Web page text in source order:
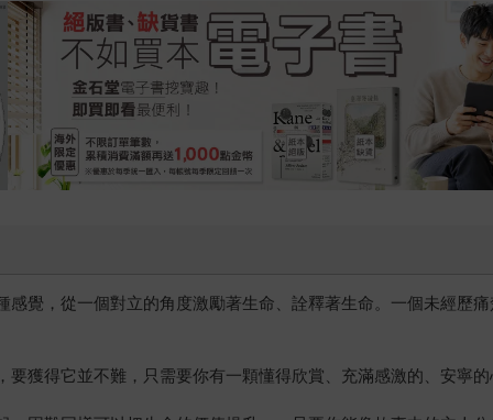
覺，從一個對立的角度激勵著生命、詮釋著生命。一個未經歷
獲得它並不難，只需要你有一顆懂得欣賞、充滿感激的、安寧的